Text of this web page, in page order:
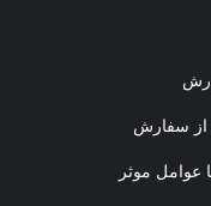
از سفارش
عوامل موثر